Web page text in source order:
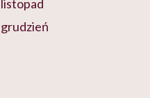
listopad
grudzień